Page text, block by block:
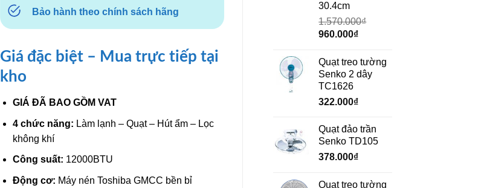
30.4cm
1.570.000₫
Giá
là:
1.570.000₫.
960.000₫Giá
tại
là:
Quạt treo tường
Senko 2 dây
TC1626
322.000₫
Quạt đảo trần
Senko TD105
378.000₫
Quạt treo tường
Bảo hành theo chính sách hãng
Giá đặc biệt – Mua trực tiếp tại
kho
GIÁ ĐÃ BAO GỒM VAT
4 chức năng: Làm lạnh – Quạt – Hút ẩm – Lọc
không khí
Công suất: 12000BTU
Động cơ: Máy nén Toshiba GMCC bền bỉ